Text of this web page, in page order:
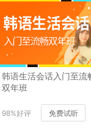
韩语生活会话入门至流
双年班
98%好评 免费试听